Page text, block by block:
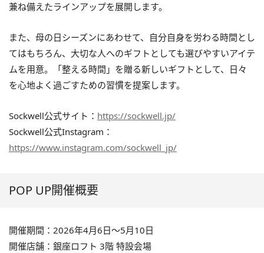
兼ね備えたラインアップを展開します。
また、母の日シーズンにあわせて、自分自身を労わる時間とし
てはもちろん、大切な人へのギフトとしても選びやすいアイテ
ムを用意。「整える時間」を贈る新しいギフトとして、日々
を心地よく過ごすための習慣を提案します。
Sockwell公式サイト： https://sockwell.jp/
Sockwell公式Instagram：
https://www.instagram.com/sockwell_jp/
POP UP開催概要
開催期間：2026年4月6日〜5月10日
開催店舗：銀座ロフト 3階 特設会場